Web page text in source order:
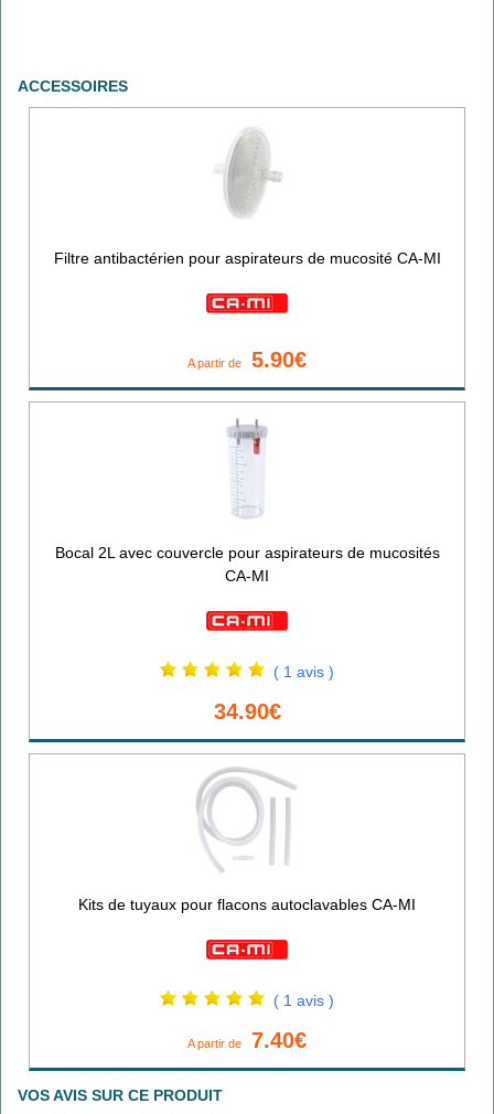
ACCESSOIRES
Filtre antibactérien pour aspirateurs de mucosité CA-MI
A partir de 5.90€
Bocal 2L avec couvercle pour aspirateurs de mucosités
CA-MI
( 1 avis )
34.90€
Kits de tuyaux pour flacons autoclavables CA-MI
( 1 avis )
A partir de 7.40€
VOS AVIS SUR CE PRODUIT